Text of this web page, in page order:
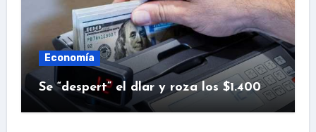
Economía
Se “despert” el dlar y roza los $1.400